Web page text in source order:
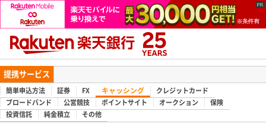
提携サービス
簡単申込方法 証券 FX キャッシング
クレジットカード
ブロードバンド
公営競技 ポイントサイト オークション
保険
投資信託
純金積立 その他